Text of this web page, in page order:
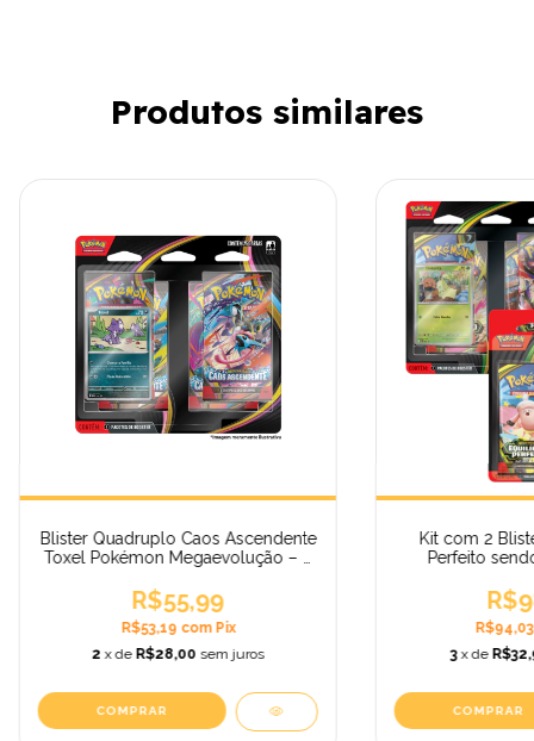
Produtos similares
Blister Quadruplo Caos Ascendente
Toxel Pokémon Megaevolução – 4
R$55,99
R$53,19 com Pix
2 x de R$28,00 sem juros
Kit com 2
Perfeito
Pokémon
3 x de